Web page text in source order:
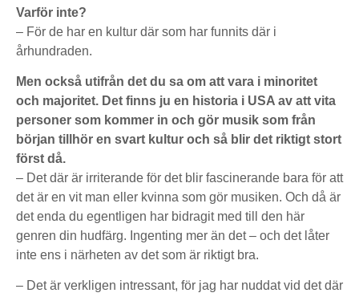
Varför inte?
– För de har en kultur där som har funnits där i
århundraden.
Men också utifrån det du sa om att vara i minoritet
och majoritet. Det finns ju en historia i USA av att vita
personer som kommer in och gör musik som från
början tillhör en svart kultur och så blir det riktigt stort
först då.
– Det där är irriterande för det blir fascinerande bara för att
det är en vit man eller kvinna som gör musiken. Och då är
det enda du egentligen har bidragit med till den här
genren din hudfärg. Ingenting mer än det – och det låter
inte ens i närheten av det som är riktigt bra.
– Det är verkligen intressant, för jag har nuddat vid det där